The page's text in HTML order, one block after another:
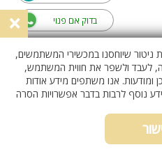
בדוק אם פנוי ×
ניטור שיוחסנו במכשירי המשתמשים,
לעבד ולשפר את חווית המשתמש,
ומודעות. אנו משתפים מידע אודות
נוסף לרבות בדבר אפשרויות הסרה